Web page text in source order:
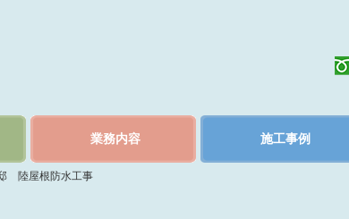
業務内容 施工事例
陸屋根防水工事